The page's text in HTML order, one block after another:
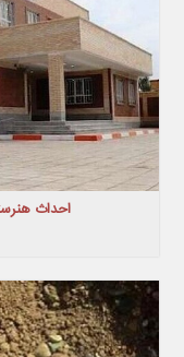
احداث هنرستان